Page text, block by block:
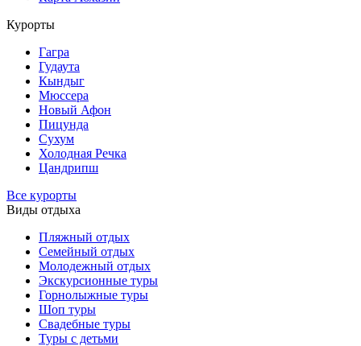
Курорты
Гагра
Гудаута
Кындыг
Мюссера
Новый Афон
Пицунда
Сухум
Холодная Речка
Цандрипш
Все курорты
Виды отдыха
Пляжный отдых
Семейный отдых
Молодежный отдых
Экскурсионные туры
Горнолыжные туры
Шоп туры
Свадебные туры
Туры с детьми